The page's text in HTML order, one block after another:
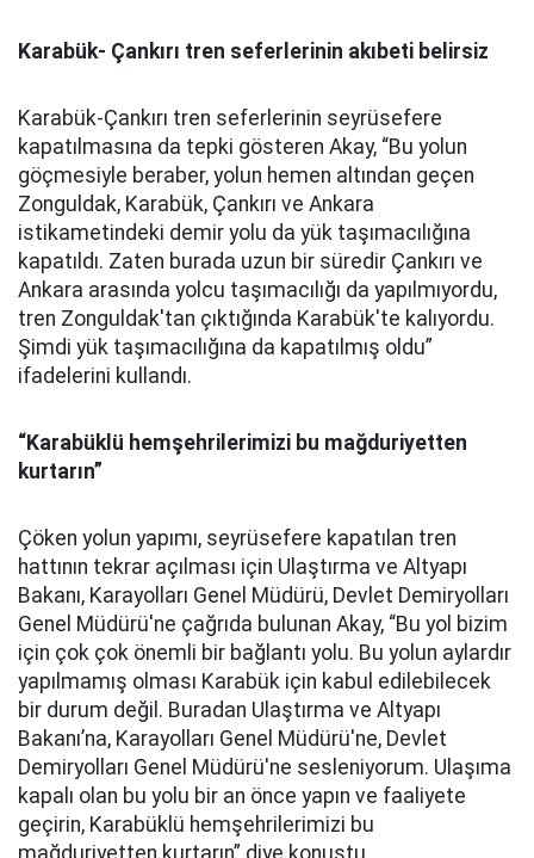
Karabük- Çankırı tren seferlerinin akıbeti belirsiz
Karabük-Çankırı tren seferlerinin seyrüsefere
kapatılmasına da tepki gösteren Akay, “Bu yolun
göçmesiyle beraber, yolun hemen altından geçen
Zonguldak, Karabük, Çankırı ve Ankara
istikametindeki demir yolu da yük taşımacılığına
kapatıldı. Zaten burada uzun bir süredir Çankırı ve
Ankara arasında yolcu taşımacılığı da yapılmıyordu,
tren Zonguldak'tan çıktığında Karabük'te kalıyordu.
Şimdi yük taşımacılığına da kapatılmış oldu”
ifadelerini kullandı.
“Karabüklü hemşehrilerimizi bu mağduriyetten
kurtarın”
Çöken yolun yapımı, seyrüsefere kapatılan tren
hattının tekrar açılması için Ulaştırma ve Altyapı
Bakanı, Karayolları Genel Müdürü, Devlet Demiryolları
Genel Müdürü'ne çağrıda bulunan Akay, “Bu yol bizim
için çok çok önemli bir bağlantı yolu. Bu yolun aylardır
yapılmamış olması Karabük için kabul edilebilecek
bir durum değil. Buradan Ulaştırma ve Altyapı
Bakanı’na, Karayolları Genel Müdürü'ne, Devlet
Demiryolları Genel Müdürü'ne sesleniyorum. Ulaşıma
kapalı olan bu yolu bir an önce yapın ve faaliyete
geçirin, Karabüklü hemşehrilerimizi bu
mağduriyetten kurtarın” diye konuştu.